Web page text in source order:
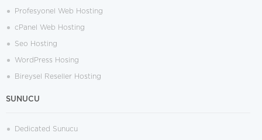
Profesyonel Web Hosting
cPanel Web Hosting
Seo Hosting
WordPress Hosing
Bireysel Reseller Hosting
SUNUCU
Dedicated Sunucu